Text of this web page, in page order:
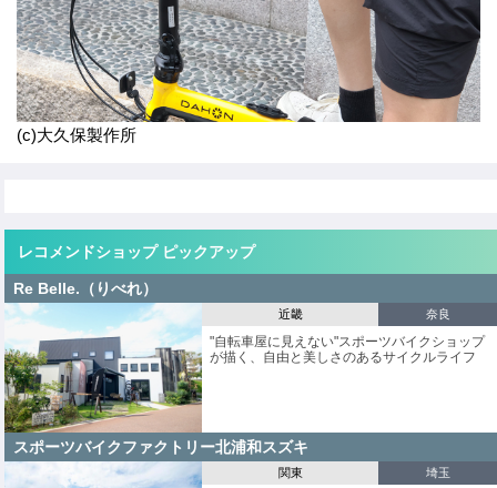
(c)大久保製作所
レコメンドショップ ピックアップ
Re Belle.（りべれ）
近畿 奈良
"自転車屋に見えない"スポーツバイクショップ
が描く、自由と美しさのあるサイクルライフ
スポーツバイクファクトリー北浦和スズキ
関東 埼玉